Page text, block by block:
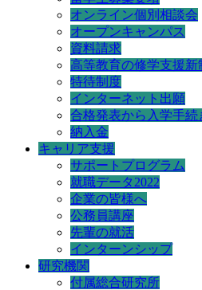
オンライン個別相談会
オープンキャンパス
資料請求
高等教育の修学支援新
特待制度
インターネット出願
合格発表から入学手続
納入金
キャリア支援
サポートプログラム
就職データ2022
企業の皆様へ
公務員講座
先輩の就活
インターンシップ
研究機関
付属総合研究所